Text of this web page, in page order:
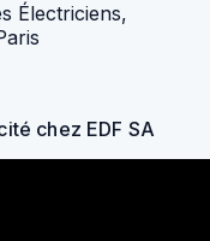
Électriciens,
chez EDF SA